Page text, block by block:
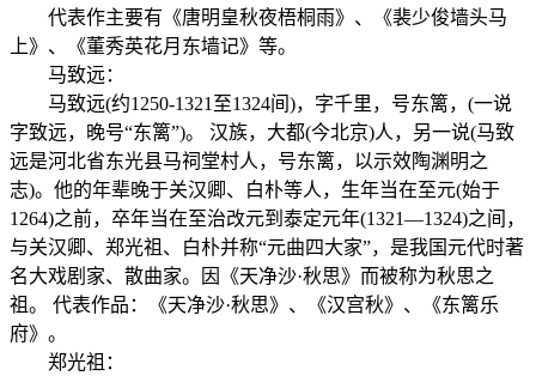
代表作主要有《唐明皇秋夜梧桐雨》、《裴少俊墙头马
上》、《董秀英花月东墙记》等。
马致远：
马致远(约1250-1321至1324间)，字千里，号东篱，(一说
字致远，晚号“东篱”)。 汉族，大都(今北京)人，另一说(马致
远是河北省东光县马祠堂村人，号东篱，以示效陶渊明之
志)。他的年辈晚于关汉卿、白朴等人，生年当在至元(始于
1264)之前，卒年当在至治改元到泰定元年(1321—1324)之间，
与关汉卿、郑光祖、白朴并称“元曲四大家”，是我国元代时著
名大戏剧家、散曲家。因《天净沙·秋思》而被称为秋思之
祖。 代表作品：《天净沙·秋思》、《汉宫秋》、《东篱乐
府》。
郑光祖：